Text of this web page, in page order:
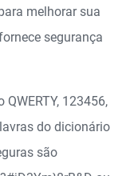
melhorar sua
segurança
123456,
do dicionário
são